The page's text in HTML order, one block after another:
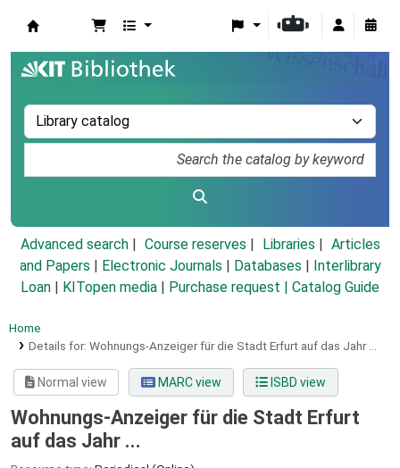
Advanced search Course reserves Libraries
Articles
and Papers
Electronic Journals Databases
Interlibrary
Loan
KITopen media Purchase request | Catalog Guide
Home
Details for: Wohnungs-Anzeiger für die Stadt Erfurt auf das Jahr ...
Normal view MARC view ISBD view
Wohnungs-Anzeiger für die Stadt Erfurt
auf das Jahr ...